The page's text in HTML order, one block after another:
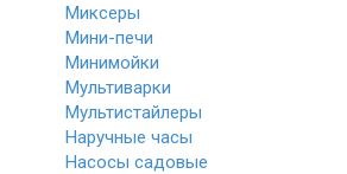
Миксеры
Мини-печи
Минимойки
Мультиварки
Мультистайлеры
Наручные часы
Насосы садовые